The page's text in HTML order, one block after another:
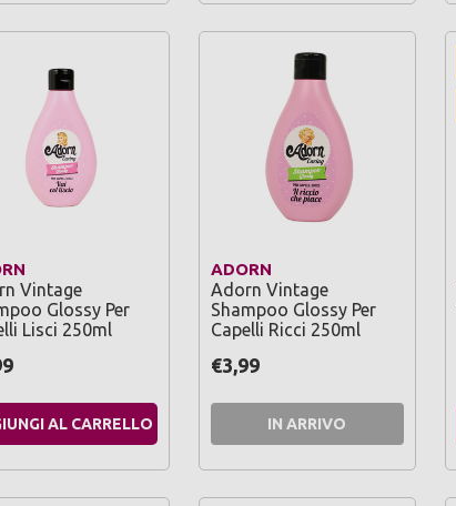
Vintage
Glossy Per
Lisci 250ml
AL CARRELLO
ADORN
Adorn Vintage
Shampoo Glossy Per
Capelli Ricci 250ml
€3,99
IN ARRIVO